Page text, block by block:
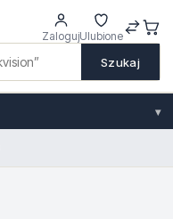
Szukaj
ZalogujUlubione
▾